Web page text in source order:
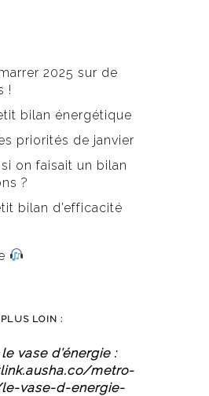
2025 sur de
!
bilan énergétique
priorités de janvier
on faisait un bilan
?
bilan d’efficacité
LOIN :
vase d’énergie :
metro-
vase-d-energie-